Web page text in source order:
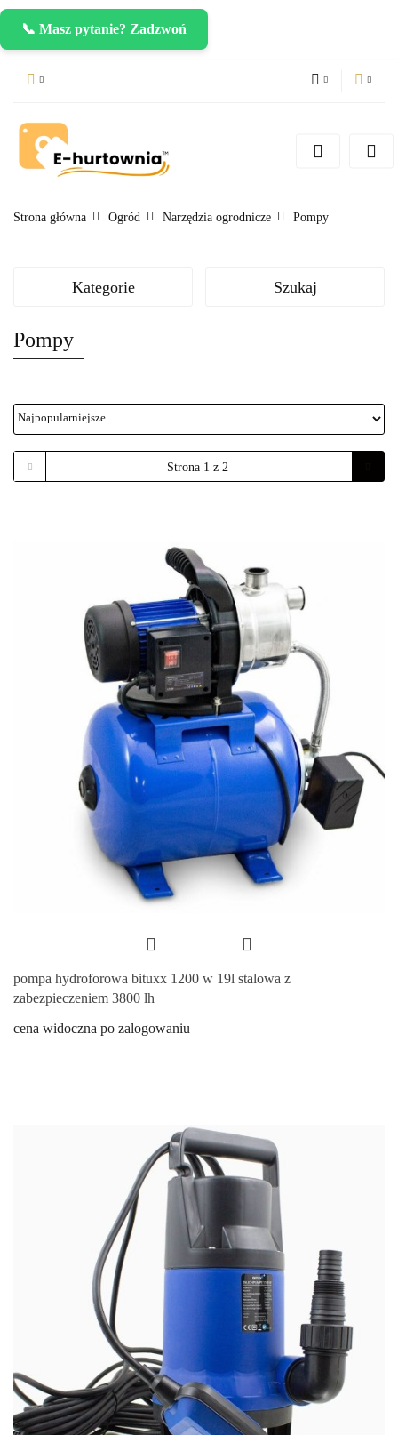
📞 Masz pytanie? Zadzwoń
CZK
Zarejestruj się
Strona główna Ogród Narzędzia ogrodnicze Pompy
Kategorie Szukaj
Pompy
pompa hydroforowa bituxx 1200 w 19l stalowa z
zabezpieczeniem 3800 lh
cena widoczna po zalogowaniu